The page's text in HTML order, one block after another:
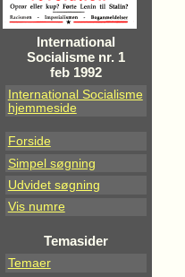
International
Socialisme nr. 1
feb 1992
International Socialisme
hjemmeside
Forside
Simpel søgning
Udvidet søgning
Vis numre
Temasider
Temaer